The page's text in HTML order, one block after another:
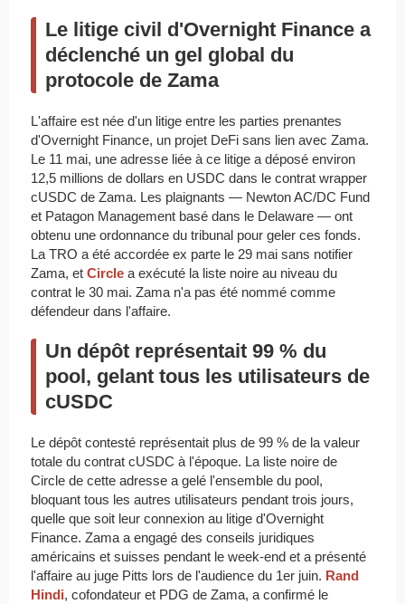
Le litige civil d'Overnight Finance a
déclenché un gel global du
protocole de Zama
L'affaire est née d'un litige entre les parties prenantes
d'Overnight Finance, un projet DeFi sans lien avec Zama.
Le 11 mai, une adresse liée à ce litige a déposé environ
12,5 millions de dollars en USDC dans le contrat wrapper
cUSDC de Zama. Les plaignants — Newton AC/DC Fund
et Patagon Management basé dans le Delaware — ont
obtenu une ordonnance du tribunal pour geler ces fonds.
La TRO a été accordée ex parte le 29 mai sans notifier
Zama, et Circle a exécuté la liste noire au niveau du
contrat le 30 mai. Zama n'a pas été nommé comme
défendeur dans l'affaire.
Un dépôt représentait 99 % du
pool, gelant tous les utilisateurs de
cUSDC
Le dépôt contesté représentait plus de 99 % de la valeur
totale du contrat cUSDC à l'époque. La liste noire de
Circle de cette adresse a gelé l'ensemble du pool,
bloquant tous les autres utilisateurs pendant trois jours,
quelle que soit leur connexion au litige d'Overnight
Finance. Zama a engagé des conseils juridiques
américains et suisses pendant le week-end et a présenté
l'affaire au juge Pitts lors de l'audience du 1er juin. Rand
Hindi, cofondateur et PDG de Zama, a confirmé le